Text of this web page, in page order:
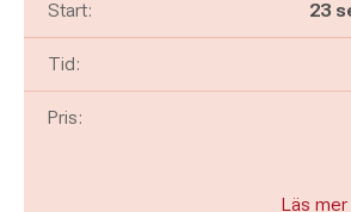
Start: 23
Tid:
Pris:
Läs